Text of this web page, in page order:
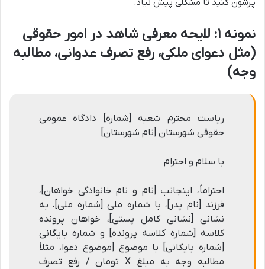
پرشون کنید تا مشکلی پیش نیاد.
نمونه ۱: لایحه معرفی شاهد در امور حقوقی
(مثل دعوای ملکی، رفع تصرف عدوانی، مطالبه
وجه)
ریاست محترم شعبه [شماره] دادگاه عمومی
حقوقی شهرستان [نام شهرستان]
با سلام و احترام
احتراماً، اینجانب [نام و نام خانوادگی خواهان]،
فرزند [نام پدر]، با شماره ملی [شماره ملی]، به
نشانی [نشانی کامل پستی]، خواهان پرونده
کلاسه [شماره کلاسه پرونده] و شماره بایگانی
[شماره بایگانی] با موضوع [موضوع دعوا، مثلاً
مطالبه وجه به مبلغ X تومان / رفع تصرف